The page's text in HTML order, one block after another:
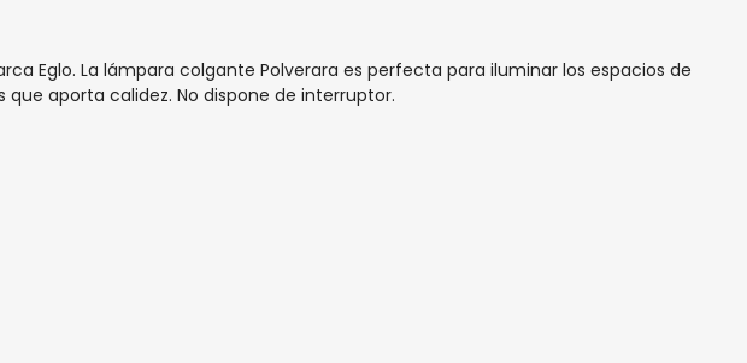
Eglo. La lámpara colgante Polverara es perfecta para iluminar los espacios de
aporta calidez. No dispone de interruptor.